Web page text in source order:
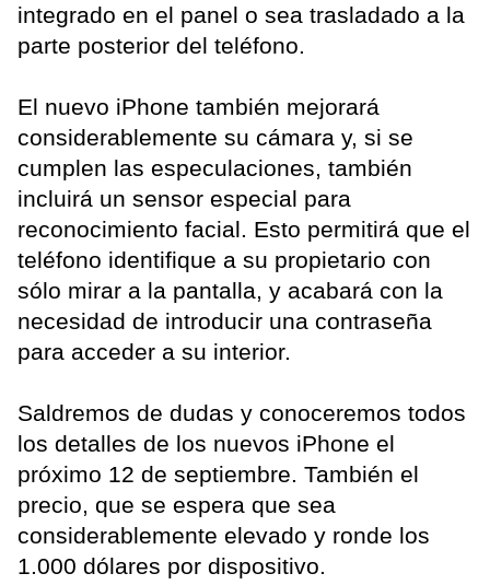
integrado en el panel o sea trasladado a la
parte posterior del teléfono.
El nuevo iPhone también mejorará
considerablemente su cámara y, si se
cumplen las especulaciones, también
incluirá un sensor especial para
reconocimiento facial. Esto permitirá que el
teléfono identifique a su propietario con
sólo mirar a la pantalla, y acabará con la
necesidad de introducir una contraseña
para acceder a su interior.
Saldremos de dudas y conoceremos todos
los detalles de los nuevos iPhone el
próximo 12 de septiembre. También el
precio, que se espera que sea
considerablemente elevado y ronde los
1.000 dólares por dispositivo.